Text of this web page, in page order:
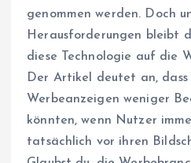
genommen werden. Doch
Herausforderungen bleibt
diese Technologie auf die
Der Artikel deutet an,
Werbeanzeigen weniger
könnten, wenn Nutzer
tatsächlich vor ihren